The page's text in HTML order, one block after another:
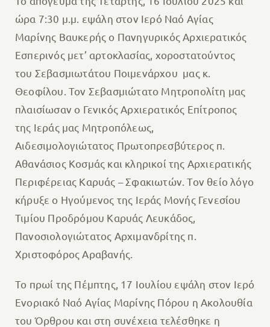
ώρα 7:30 μ.μ. εψάλη στον Ιερό Ναό Αγίας
Μαρίνης Βαυκερής ο Πανηγυρικός Αρχιερατικός
Εσπερινός μετ’ αρτοκλασίας, χοροστατούντος
του Σεβασμιωτάτου Ποιμενάρχου μας κ.
Θεοφίλου. Τον Σεβασμιώτατο Μητροπολίτη μας
πλαισίωσαν ο Γενικός Αρχιερατικός Επίτροπος
της Ιεράς μας Μητροπόλεως,
Αιδεσιμολογιώτατος Πρωτοπρεσβύτερος π.
Αθανάσιος Κοσμάς και κληρικοί της Αρχιερατικής
Περιφέρειας Καρυάς – Σφακιωτών. Τον θείο λόγο
κήρυξε ο Ηγούμενος της Ιεράς Μονής Γενεσίου
Τιμίου Προδρόμου Καρυάς Λευκάδος,
Πανοσιολογιώτατος Αρχιμανδρίτης π.
Χριστοφόρος Αραβανής.
Το πρωί της Πέμπτης, 17 Ιουλίου εψάλη στον Ιερό
Ενοριακό Ναό Αγίας Μαρίνης Πόρου η Ακολουθία
του Όρθρου και στη συνέχεια τελέσθηκε η